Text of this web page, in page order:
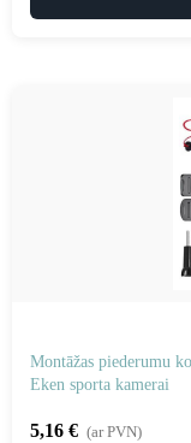
Montāžas piederumu
Eken sporta kamerai
5,16 € (ar PVN)